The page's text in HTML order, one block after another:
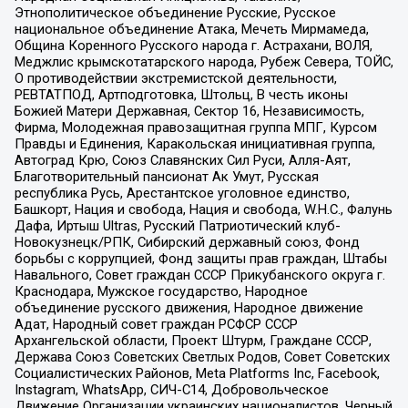
Этнополитическое объединение Русские, Русское
национальное объединение Атака, Мечеть Мирмамеда,
Община Коренного Русского народа г. Астрахани, ВОЛЯ,
Меджлис крымскотатарского народа, Рубеж Севера, ТОЙС,
О противодействии экстремистской деятельности,
РЕВТАТПОД, Артподготовка, Штольц, В честь иконы
Божией Матери Державная, Сектор 16, Независимость,
Фирма, Молодежная правозащитная группа МПГ, Курсом
Правды и Единения, Каракольская инициативная группа,
Автоград Крю, Союз Славянских Сил Руси, Алля-Аят,
Благотворительный пансионат Ак Умут, Русская
республика Русь, Арестантское уголовное единство,
Башкорт, Нация и свобода, Нация и свобода, W.H.С., Фалунь
Дафа, Иртыш Ultras, Русский Патриотический клуб-
Новокузнецк/РПК, Сибирский державный союз, Фонд
борьбы с коррупцией, Фонд защиты прав граждан, Штабы
Навального, Совет граждан СССР Прикубанского округа г.
Краснодара, Мужское государство, Народное
объединение русского движения, Народное движение
Адат, Народный совет граждан РСФСР СССР
Архангельской области, Проект Штурм, Граждане СССР,
Держава Союз Советских Светлых Родов, Совет Советских
Социалистических Районов, Meta Platforms Inc, Facebook,
Instagram, WhatsApp, СИЧ-С14, Добровольческое